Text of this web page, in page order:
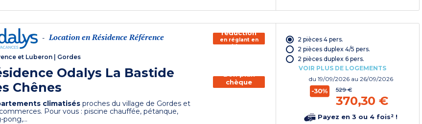
- Location en Résidence Référence
et Luberon Gordes
Odalys La Bastide
Chênes
climatisés proches du village de Gordes et
Pour vous : piscine chauffée, pétanque,
pong,...
150€ de
réduction
en réglant en
chèque
chèque
vacances
2 pièces 4 pers.
2 pièces duplex 4/5 pers.
2 pièces duplex 6 pers.
VOIR PLUS DE LOGEMENTS
du 19/09/2026 au 26/09/2026
-30% 529 €
370,30 €
Payez en 3 ou 4 fois² !